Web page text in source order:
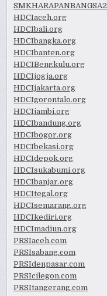
HDCIaceh.org
HDCIbali.org
HDCIbangka.org
HDCIbanten.org
HDCIBengkulu.org
HDCIjogja.org
HDCIjakarta.org
HDCIgorontalo.org
HDCIjambi.org
HDCIbandung.org
HDCIbogor.org
HDCIbekasi.org
HDCIdepok.org
HDCIsukabumi.org
HDCIbanjar.org
HDCItegal.org
HDCIsemarang.org
HDCIkediri.org
HDCImadiun.org
PRSIaceh.com
PRSIsabang.com
PRSIdenpasar.com
PRSIcilegon.com
PRSItangerang.com